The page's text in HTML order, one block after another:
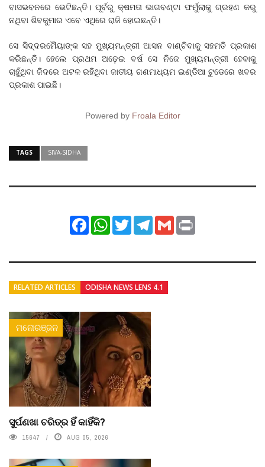
ବାସଭବନରେ ଭେଟିଛନ୍ତି। ପୂର୍ବରୁ କ୍ଷମତା ଭାଗବଣ୍ଟା ଫର୍ମୁଲାକୁ ଗ୍ରହଣ କରୁ
ନଥିବା ଶିବକୁମାର ଏବେ ଏଥିରେ ରାଜି ହୋଇଛନ୍ତି।
ସେ ସିଦ୍ଦରମୈୟାଙ୍କ ସହ ମୁଖ୍ୟମନ୍ତ୍ରୀ ଆସନ ବାଣ୍ଟିବାକୁ ସହମତି ପ୍ରକାଶ
କରିଛନ୍ତି। ହେଲେ ପ୍ରଥମ ଅଢ଼େଇ ବର୍ଷ ସେ ନିଜେ ମୁଖ୍ୟମନ୍ତ୍ରୀ ହେବାକୁ
ଚାହୁଁଥିବା ଜିଦରେ ଅଟଳ ରହିଥିବା ଜାତୀୟ ଗଣମାଧ୍ୟମ ଇଣ୍ଡିଆ ଟୁଡେରେ ଖବର
ପ୍ରକାଶ ପାଇଛି।
Powered by Froala Editor
TAGS SIVA-SIDHA
FacebookWhatsApp
TwitterTelegram
Gmail
RELATED ARTICLES ODISHA NEWS LENS 4.1
ମନୋରଞ୍ଜନ
ସୁର୍ପଣଖା ଚରିତ୍ର ହିଁ କାହିଁକି?
15647 AUG 05, 2026